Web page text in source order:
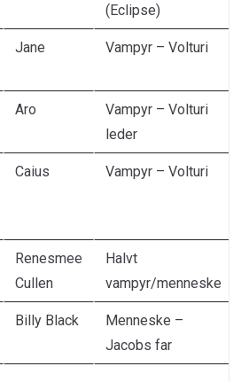
(Eclipse)
Jane Vampyr – Volturi
Aro
Vampyr – Volturi
leder
Caius Vampyr – Volturi
Renesmee
Cullen
Halvt
vampyr/menneske
Billy Black
Menneske –
Jacobs far